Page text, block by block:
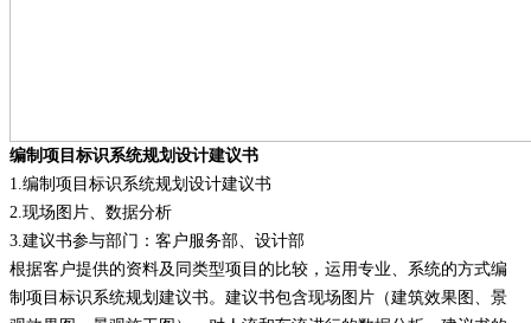
编制项目标识系统规划设计建议书
1. 编制项目标识系统规划设计建议书
2. 现场图片、数据分析
3. 建议书参与部门：客户服务部、设计部
根据客户提供的资料及同类型项目的比较，运用专业、系统的方式编
制项目标识系统规划建议书。建议书包含现场图片（建筑效果图、景